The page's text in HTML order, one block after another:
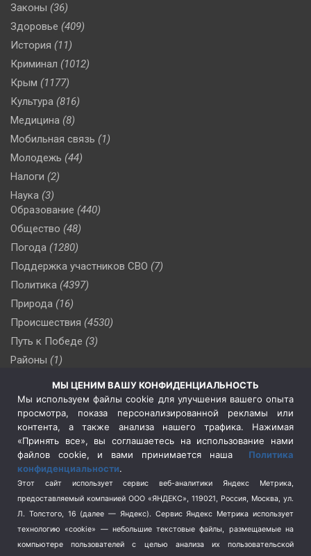
Законы (36)
Здоровье (409)
История (11)
Криминал (1012)
Крым (1177)
Культура (816)
Медицина (8)
Мобильная связь (1)
Молодежь (44)
Налоги (2)
Наука (3)
Образование (440)
Общество (48)
Погода (1280)
Поддержка участников СВО (7)
Политика (4397)
Природа (16)
Происшествия (4530)
Путь к Победе (3)
Районы (1)
(510)
Сельское хозяйство (3)
Социальная политика
(3)
Спецоперация в Украине
Спецоперация на Украине
(404)
Спорт (740)
Терроризм (1)
Транспорт (262)
Туризм (178)
МЫ ЦЕНИМ ВАШУ КОНФИДЕНЦИАЛЬНОСТЬ
Мы используем файлы cookie для улучшения вашего опыта
просмотра, показа персонализированной рекламы или
контента, а также анализа нашего трафика. Нажимая
«Принять все», вы соглашаетесь на использование нами
файлов cookie, и вами принимается наша Политика
конфиденциальности.
Этот сайт использует сервис веб-аналитики Яндекс Метрика,
предоставляемый компанией ООО «ЯНДЕКС», 119021, Россия, Москва, ул.
Л. Толстого, 16 (далее — Яндекс). Сервис Яндекс Метрика использует
технологию «cookie» — небольшие текстовые файлы, размещаемые на
компьютере пользователей с целью анализа их пользовательской